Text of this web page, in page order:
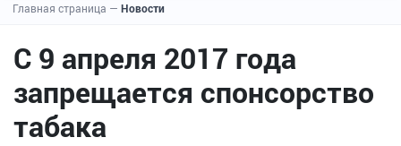
Главная страница — Новости
C 9 апреля 2017 года
запрещается спонсорство
табака